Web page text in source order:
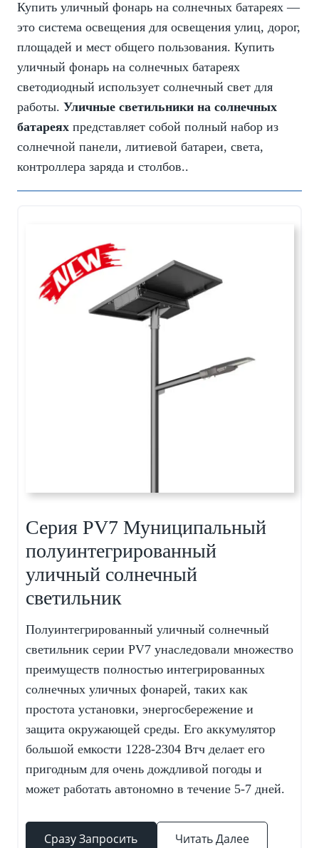
Купить уличный фонарь на солнечных батареях —
это система освещения для освещения улиц, дорог,
площадей и мест общего пользования. Купить
уличный фонарь на солнечных батареях
светодиодный использует солнечный свет для
работы. Уличные светильники на солнечных
батареях представляет собой полный набор из
солнечной панели, литиевой батареи, света,
контроллера заряда и столбов..
Серия PV7 Муниципальный
полуинтегрированный
уличный солнечный
светильник
Полуинтегрированный уличный солнечный
светильник серии PV7 унаследовали множество
преимуществ полностью интегрированных
солнечных уличных фонарей, таких как
простота установки, энергосбережение и
защита окружающей среды. Его аккумулятор
большой емкости 1228-2304 Втч делает его
пригодным для очень дождливой погоды и
может работать автономно в течение 5-7 дней.
Сразу Запросить Читать Далее